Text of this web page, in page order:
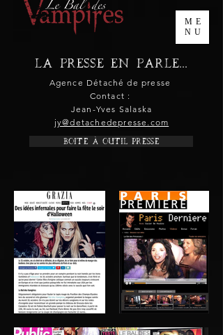
ME
NU
La presse en parle...
Agence Détaché de presse
Contact :
Jean-Yves Salaska
jy@detachedepresse.com
Boite à outil presse